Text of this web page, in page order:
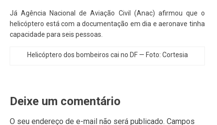
Já Agência Nacional de Aviação Civil (Anac) afirmou que o
helicóptero está com a documentação em dia e aeronave tinha
capacidade para seis pessoas.
Helicóptero dos bombeiros cai no DF — Foto: Cortesia
Deixe um comentário
O seu endereço de e-mail não será publicado. Campos